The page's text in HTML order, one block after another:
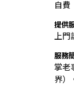
自費
提供
上門
服務
掌老
界）